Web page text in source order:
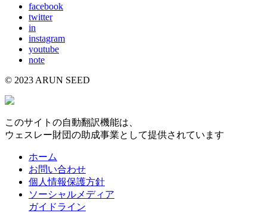
facebook
twitter
in
instagram
youtube
note
© 2023 ARUN SEED
このサイトの自動翻訳機能は、
ウェスレー財団の助成事業として提供されています
ホーム
お問い合わせ
個人情報保護方針
ソーシャルメディア
ガイドライン